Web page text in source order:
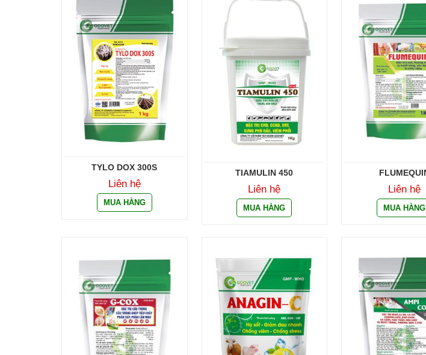
TYLO DOX 300S
Liên hệ
TIAMULIN 450
Liên hệ Liên hệ